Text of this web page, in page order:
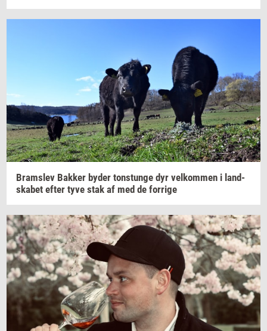
Brams­lev Bak­ker byder tonstun­ge dyr vel­kom­men i land­
ska­bet efter tyve stak af med de for­ri­ge